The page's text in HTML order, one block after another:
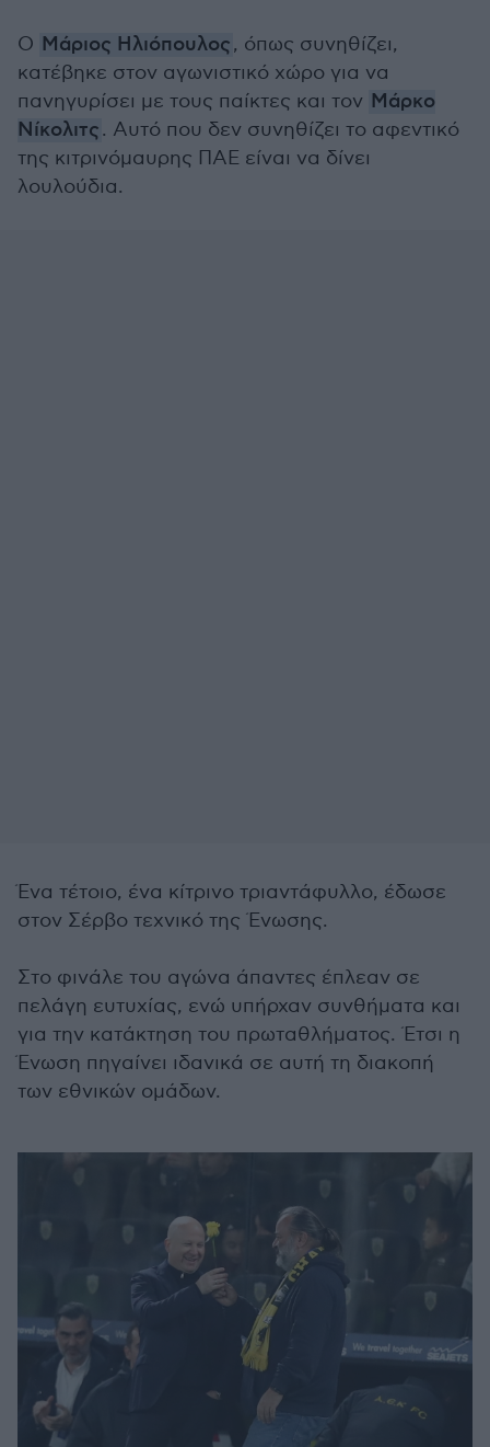
Ο Μάριος Ηλιόπουλος, όπως συνηθίζει,
κατέβηκε στον αγωνιστικό χώρο για να
πανηγυρίσει με τους παίκτες και τον Μάρκο
Νίκολιτς. Αυτό που δεν συνηθίζει το αφεντικό
της κιτρινόμαυρης ΠΑΕ είναι να δίνει
λουλούδια.
Ένα τέτοιο, ένα κίτρινο τριαντάφυλλο, έδωσε
στον Σέρβο τεχνικό της Ένωσης.
Στο φινάλε του αγώνα άπαντες έπλεαν σε
πελάγη ευτυχίας, ενώ υπήρχαν συνθήματα και
για την κατάκτηση του πρωταθλήματος. Έτσι η
Ένωση πηγαίνει ιδανικά σε αυτή τη διακοπή
των εθνικών ομάδων.